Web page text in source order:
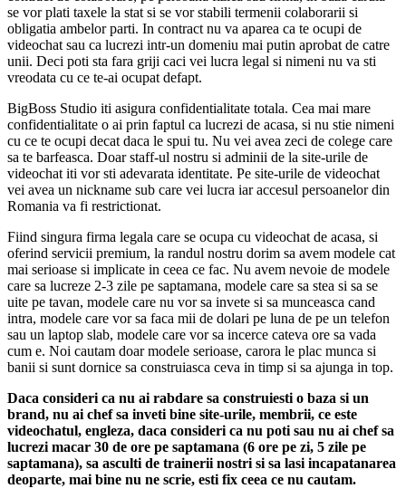
se vor plati taxele la stat si se vor stabili termenii colaborarii si
obligatia ambelor parti. In contract nu va aparea ca te ocupi de
videochat sau ca lucrezi intr-un domeniu mai putin aprobat de catre
unii. Deci poti sta fara griji caci vei lucra legal si nimeni nu va sti
vreodata cu ce te-ai ocupat defapt.
BigBoss Studio iti asigura confidentialitate totala. Cea mai mare
confidentialitate o ai prin faptul ca lucrezi de acasa, si nu stie nimeni
cu ce te ocupi decat daca le spui tu. Nu vei avea zeci de colege care
sa te barfeasca. Doar staff-ul nostru si adminii de la site-urile de
videochat iti vor sti adevarata identitate. Pe site-urile de videochat
vei avea un nickname sub care vei lucra iar accesul persoanelor din
Romania va fi restrictionat.
Fiind singura firma legala care se ocupa cu videochat de acasa, si
oferind servicii premium, la randul nostru dorim sa avem modele cat
mai serioase si implicate in ceea ce fac. Nu avem nevoie de modele
care sa lucreze 2-3 zile pe saptamana, modele care sa stea si sa se
uite pe tavan, modele care nu vor sa invete si sa munceasca cand
intra, modele care vor sa faca mii de dolari pe luna de pe un telefon
sau un laptop slab, modele care vor sa incerce cateva ore sa vada
cum e. Noi cautam doar modele serioase, carora le plac munca si
banii si sunt dornice sa construiasca ceva in timp si sa ajunga in top.
Daca consideri ca nu ai rabdare sa construiesti o baza si un
brand, nu ai chef sa inveti bine site-urile, membrii, ce este
videochatul, engleza, daca consideri ca nu poti sau nu ai chef sa
lucrezi macar 30 de ore pe saptamana (6 ore pe zi, 5 zile pe
saptamana), sa asculti de trainerii nostri si sa lasi incapatanarea
deoparte, mai bine nu ne scrie, esti fix ceea ce nu cautam.